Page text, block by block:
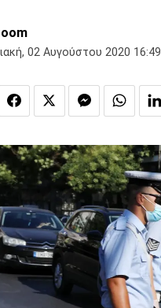
02 Αυγούστου 2020 16:49